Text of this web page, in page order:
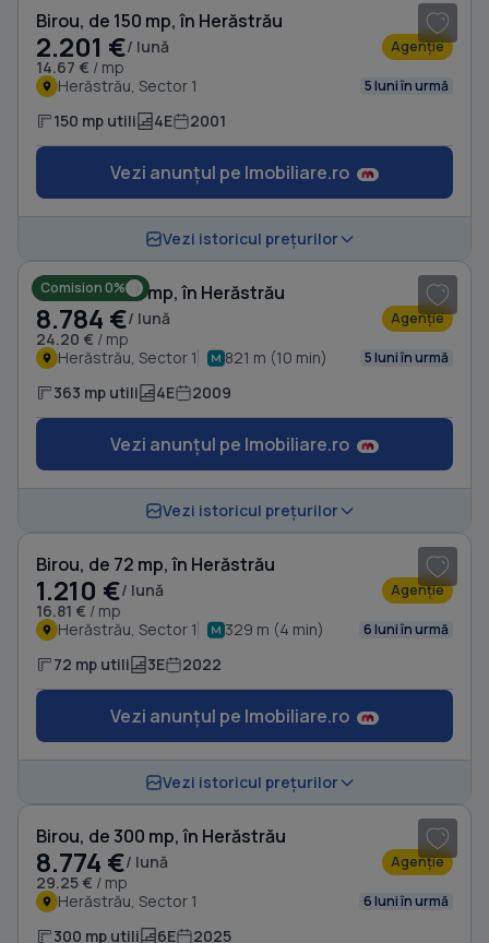
Birou, de 150 mp, în Herăstrău
2.201 €/ lună
14.67 € / mp
Agenție
Herăstrău, Sector 1 5 luni în urmă
150 mp utili 4E 2001
Vezi anunțul pe Imobiliare.ro
Vezi istoricul prețurilor
Comision 0%
Birou, de 363 mp, în Herăstrău
8.784 €/ lună
24.20 € / mp
Agenție
Herăstrău, Sector 1 821 m (10 min) 5 luni în urmă
363 mp utili 4E 2009
Vezi anunțul pe Imobiliare.ro
Vezi istoricul prețurilor
Birou, de 72 mp, în Herăstrău
1.210 €/ lună
16.81 € / mp
Agenție
Herăstrău, Sector 1 329 m (4 min) 6 luni în urmă
72 mp utili 3E 2022
Vezi anunțul pe Imobiliare.ro
Vezi istoricul prețurilor
Birou, de 300 mp, în Herăstrău
8.774 €/ lună
29.25 € / mp
Agenție
Herăstrău, Sector 1 6 luni în urmă
300 mp utili 6E 2025